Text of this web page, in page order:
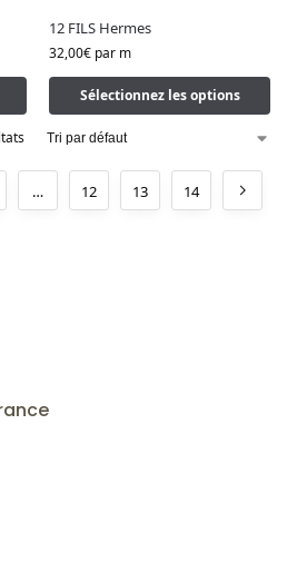
12 FILS Hermes
32,00€ par m
Sélectionnez les options
… 12 13 14